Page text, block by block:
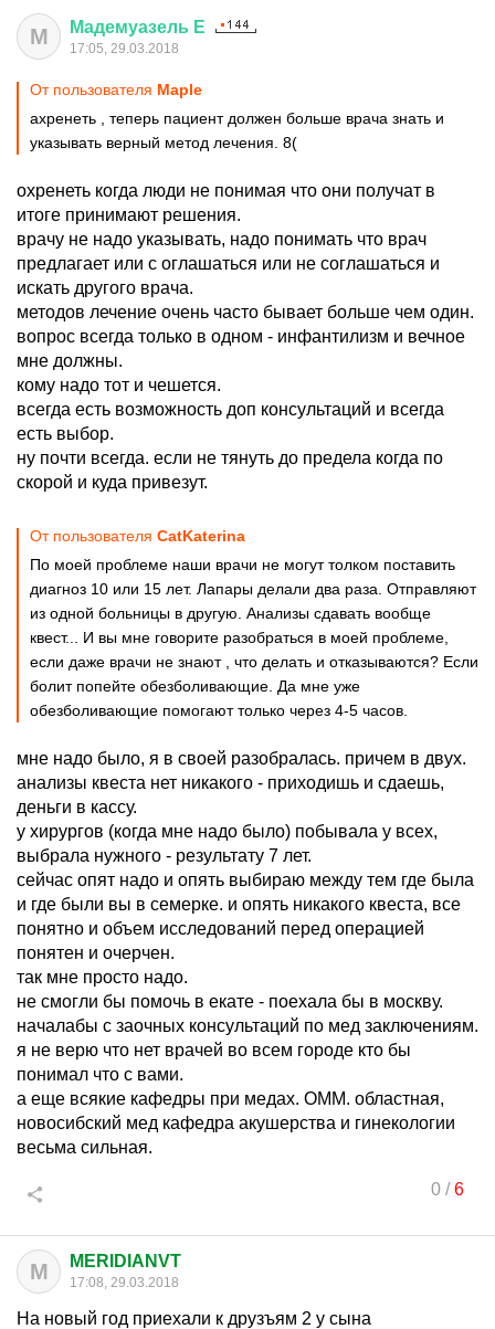
М Мадемуазель Е
17:05, 29.03.2018
От пользователя Maple
ахренеть , теперь пациент должен больше врача знать и
указывать верный метод лечения. 8(
охренеть когда люди не понимая что они получат в
итоге принимают решения.
врачу не надо указывать, надо понимать что врач
предлагает или с оглашаться или не соглашаться и
искать другого врача.
методов лечение очень часто бывает больше чем один.
вопрос всегда только в одном - инфантилизм и вечное
мне должны.
кому надо тот и чешется.
всегда есть возможность доп консультаций и всегда
есть выбор.
ну почти всегда. если не тянуть до предела когда по
скорой и куда привезут.
От пользователя CatKaterina
По моей проблеме наши врачи не могут толком поставить
диагноз 10 или 15 лет. Лапары делали два раза. Отправляют
из одной больницы в другую. Анализы сдавать вообще
квест... И вы мне говорите разобраться в моей проблеме,
если даже врачи не знают , что делать и отказываются? Если
болит попейте обезболивающие. Да мне уже
обезболивающие помогают только через 4-5 часов.
мне надо было, я в своей разобралась. причем в двух.
анализы квеста нет никакого - приходишь и сдаешь,
деньги в кассу.
у хирургов (когда мне надо было) побывала у всех,
выбрала нужного - результату 7 лет.
сейчас опят надо и опять выбираю между тем где была
и где были вы в семерке. и опять никакого квеста, все
понятно и объем исследований перед операцией
понятен и очерчен.
так мне просто надо.
не смогли бы помочь в екате - поехала бы в москву.
началабы с заочных консультаций по мед заключениям.
я не верю что нет врачей во всем городе кто бы
понимал что с вами.
а еще всякие кафедры при медах. ОММ. областная,
новосибский мед кафедра акушерства и гинекологии
весьма сильная.
0/6
M MERIDIANVT
17:08, 29.03.2018
На новый год приехали к друзъям 2 у сына